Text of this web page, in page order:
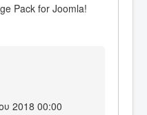
Pack for Joomla!
2018 00:00